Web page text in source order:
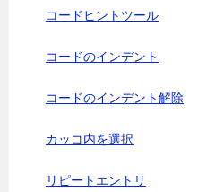
コードヒントツール
コードのインデント
コードのインデント解除
カッコ内を選択
リピートエントリ